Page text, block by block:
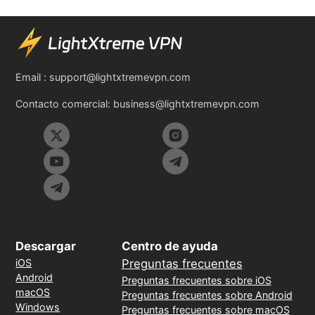
Email : support@lightxtremevpn.com
Contacto comercial: business@lightxtremevpn.com
Descargar
iOS
Android
macOS
Windows
Centro de ayuda
Preguntas frecuentes
Preguntas frecuentes sobre iOS
Preguntas frecuentes sobre Android
Preguntas frecuentes sobre macOS